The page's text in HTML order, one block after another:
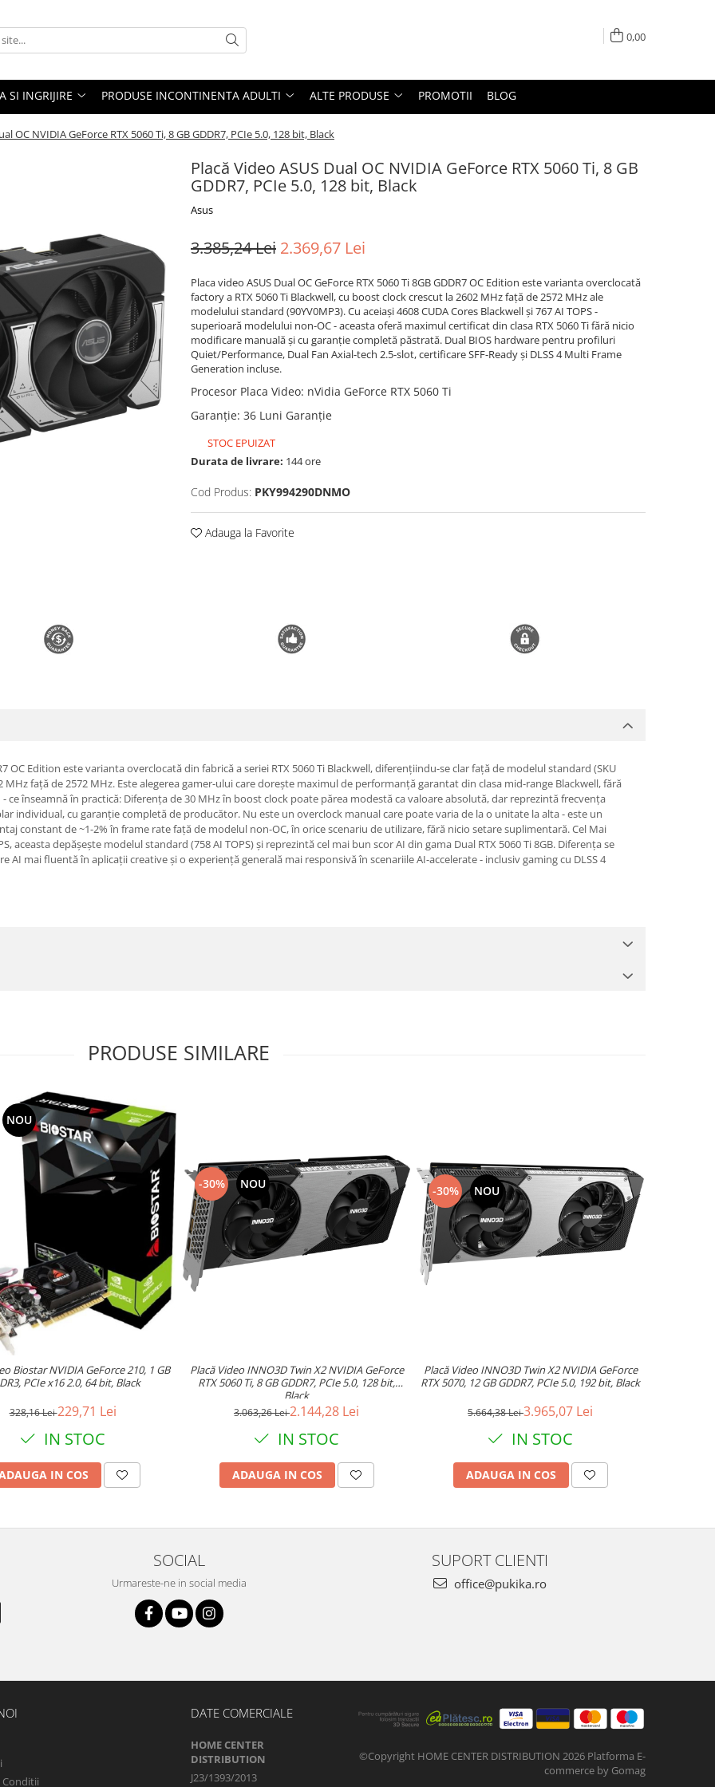
0,00
SI INGRIJIRE PRODUSE INCONTINENTA ADULTI ALTE PRODUSE PROMOTII BLOG
OC NVIDIA GeForce RTX 5060 Ti, 8 GB GDDR7, PCIe 5.0, 128 bit, Black
Placă Video ASUS Dual OC NVIDIA GeForce RTX 5060 Ti, 8 GB
GDDR7, PCIe 5.0, 128 bit, Black
Asus
3.385,24 Lei 2.369,67 Lei
Placa video ASUS Dual OC GeForce RTX 5060 Ti 8GB GDDR7 OC Edition este varianta overclocată
factory a RTX 5060 Ti Blackwell, cu boost clock crescut la 2602 MHz față de 2572 MHz ale
modelului standard (90YV0MP3). Cu aceiași 4608 CUDA Cores Blackwell și 767 AI TOPS -
superioară modelului non-OC - aceasta oferă maximul certificat din clasa RTX 5060 Ti fără nicio
modificare manuală și cu garanție completă păstrată. Dual BIOS hardware pentru profiluri
Quiet/Performance, Dual Fan Axial-tech 2.5-slot, certificare SFF-Ready și DLSS 4 Multi Frame
Generation incluse.
Procesor Placa Video: nVidia GeForce RTX 5060 Ti
Garanție: 36 Luni Garanție
STOC EPUIZAT
Durata de livrare: 144 ore
Cod Produs: PKY994290DNMO
Adauga la Favorite
OC Edition este varianta overclocată din fabrică a seriei RTX 5060 Ti Blackwell, diferențiindu-se clar față de modelul standard (SKU
față de 2572 MHz. Este alegerea gamer-ului care dorește maximul de performanță garantat din clasa mid-range Blackwell, fără
ce înseamnă în practică: Diferența de 30 MHz în boost clock poate părea modestă ca valoare absolută, dar reprezintă frecvența
individual, cu garanție completă de producător. Nu este un overclock manual care poate varia de la o unitate la alta - este un
constant de ~1-2% în frame rate față de modelul non-OC, în orice scenariu de utilizare, fără nicio setare suplimentară. Cel Mai
aceasta depășește modelul standard (758 AI TOPS) și reprezintă cel mai bun scor AI din gama Dual RTX 5060 Ti 8GB. Diferența se
AI mai fluentă în aplicații creative și o experiență generală mai responsivă în scenariile AI-accelerate - inclusiv gaming cu DLSS 4
PRODUSE SIMILARE
NOU
Biostar NVIDIA GeForce 210, 1 GB
PCIe x16 2.0, 64 bit, Black
328,16 Lei229,71 Lei
IN STOC
IN COS
-30% NOU
Placă Video INNO3D Twin X2 NVIDIA GeForce
RTX 5060 Ti, 8 GB GDDR7, PCIe 5.0, 128 bit,
Black
3.063,26 Lei2.144,28 Lei
IN STOC
ADAUGA IN COS
-30% NOU
Placă Video INNO3D Twin X2 NVIDIA GeForce
RTX 5070, 12 GB GDDR7, PCIe 5.0, 192 bit, Black
5.664,38 Lei3.965,07 Lei
IN STOC
ADAUGA IN COS
SOCIAL
Urmareste-ne in social media
SUPORT CLIENTI
office@pukika.ro
Conditii
DATE COMERCIALE
HOME CENTER
DISTRIBUTION
J23/1393/2013
©Copyright HOME CENTER DISTRIBUTION 2026 Platforma E-
commerce by Gomag